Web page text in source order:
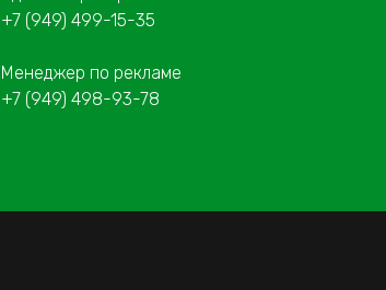
+7 (949) 499-15-35
Менеджер по рекламе
+7 (949) 498-93-78